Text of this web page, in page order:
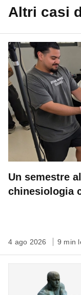
Altri casi
Un semestre
chinesiologia
4 ago 2026 9 min